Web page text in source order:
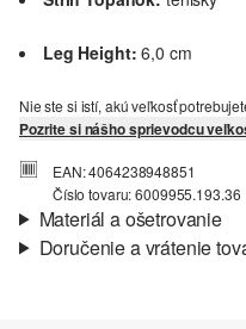
Leg Height: 6,0 cm
Nie ste si istí, akú veľkosť
Pozrite si nášho sprievodcu
EAN: 4064238948851
Číslo tovaru: 6009955.193.36
Materiál a ošetrovanie
Doručenie a vrátenie